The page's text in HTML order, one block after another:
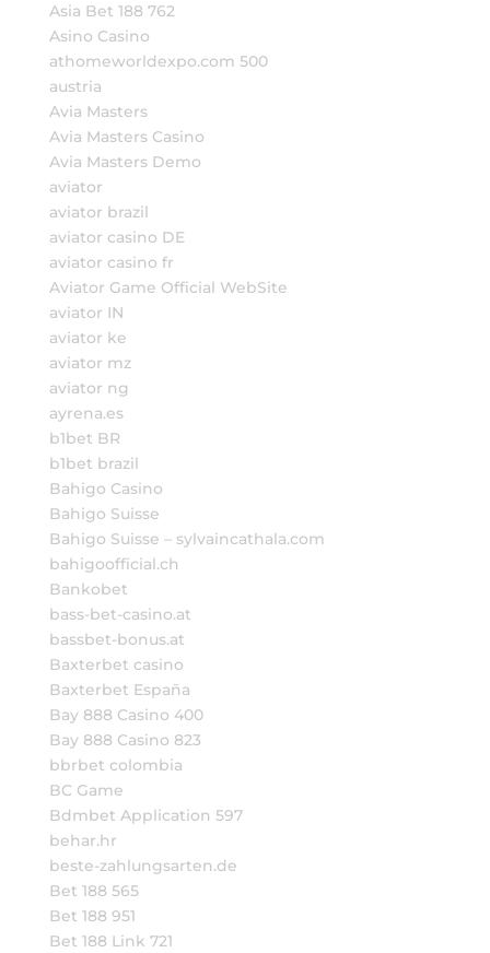
Asia Bet 188 762
Asino Casino
athomeworldexpo.com 500
austria
Avia Masters
Avia Masters Casino
Avia Masters Demo
aviator
aviator brazil
aviator casino DE
aviator casino fr
Aviator Game Official WebSite
aviator IN
aviator ke
aviator mz
aviator ng
ayrena.es
b1bet BR
b1bet brazil
Bahigo Casino
Bahigo Suisse
Bahigo Suisse – sylvaincathala.com
bahigoofficial.ch
Bankobet
bass-bet-casino.at
bassbet-bonus.at
Baxterbet casino
Baxterbet España
Bay 888 Casino 400
Bay 888 Casino 823
bbrbet colombia
BC Game
Bdmbet Application 597
behar.hr
beste-zahlungsarten.de
Bet 188 565
Bet 188 951
Bet 188 Link 721